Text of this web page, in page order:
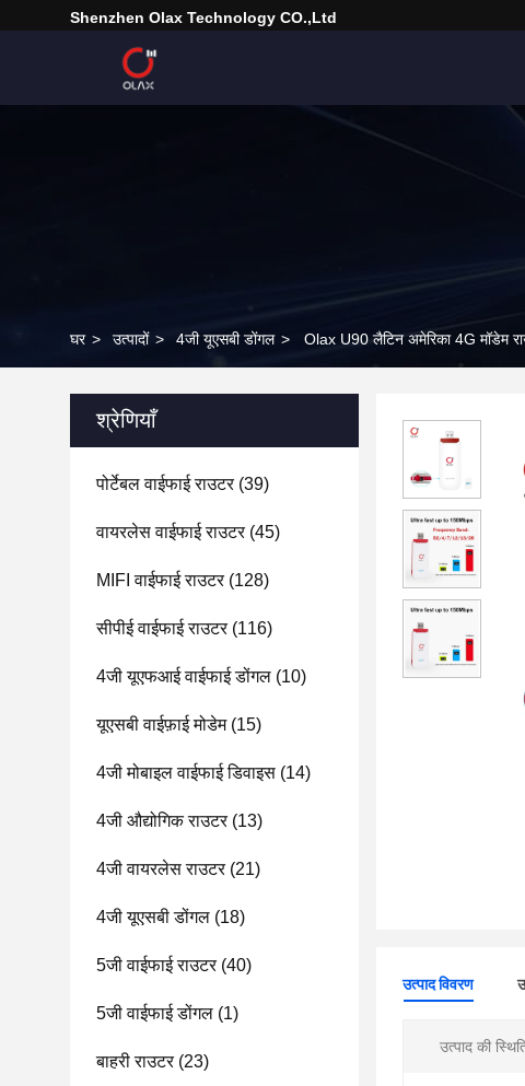
Shenzhen Olax Technology CO.,Ltd
घर > उत्पादों > 4जी यूएसबी डोंगल > Olax U90 लैटिन अमेरिका 4G मॉडेम
श्रेणियाँ
पोर्टेबल वाईफाई राउटर(39)
वायरलेस वाईफाई राउटर(45)
MIFI वाईफाई राउटर(128)
सीपीई वाईफाई राउटर(116)
4जी यूएफआई वाईफाई डोंगल (10)
यूएसबी वाईफ़ाई मोडेम(15)
4जी मोबाइल वाईफाई डिवाइस (14)
4जी औद्योगिक राउटर(13)
4जी वायरलेस राउटर(21)
4जी यूएसबी डोंगल (18)
5जी वाईफाई राउटर(40)
5जी वाईफाई डोंगल (1)
बाहरी राउटर(23)
उत्पाद विवरण
उत्पाद की